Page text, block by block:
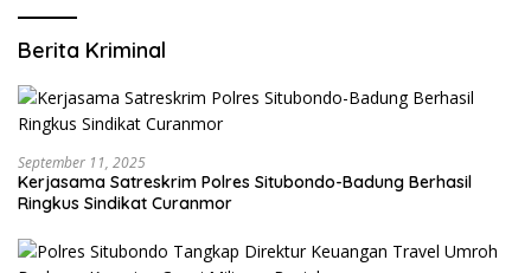
Berita Kriminal
September 11, 2025
Kerjasama Satreskrim Polres Situbondo-Badung Berhasil
Ringkus Sindikat Curanmor